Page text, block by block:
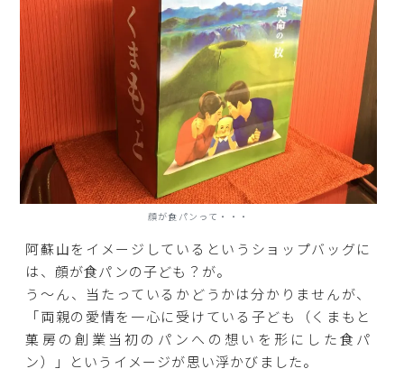
顔が食パンって・・・
阿蘇山をイメージしているというショップバッグに
は、顔が食パンの子ども？が。
う～ん、当たっているかどうかは分かりませんが、
「両親の愛情を一心に受けている子ども（くまもと
菓房の創業当初のパンへの想いを形にした食パ
ン）」というイメージが思い浮かびました。